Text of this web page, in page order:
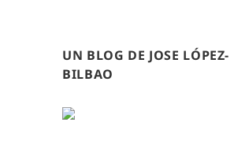
UN BLOG DE JOSE LÓPEZ-
BILBAO